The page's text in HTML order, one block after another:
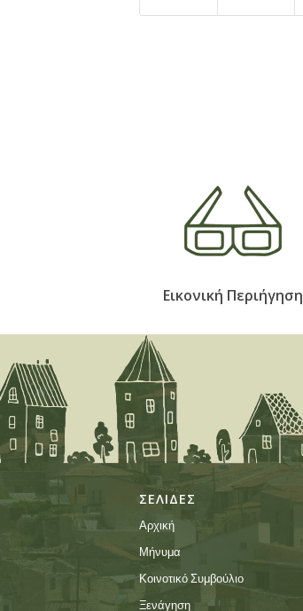
Εικονική Περιήγηση
ΣΕΛΙΔΕΣ
Αρχική
Μήνυμα
Κοινοτικό Συμβούλιο
Ξενάγηση